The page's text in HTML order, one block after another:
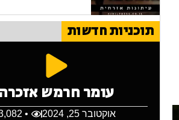
תוכניות חדשות
עומר חרמש אזכרה
אוקטובר 25, 2024 • 3,082